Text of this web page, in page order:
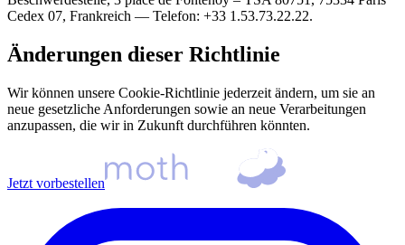
Cedex 07, Frankreich — Telefon: +33 1.53.73.22.22.
Änderungen dieser Richtlinie
Wir können unsere Cookie-Richtlinie jederzeit ändern, um sie an
neue gesetzliche Anforderungen sowie an neue Verarbeitungen
anzupassen, die wir in Zukunft durchführen könnten.
Jetzt vorbestellen